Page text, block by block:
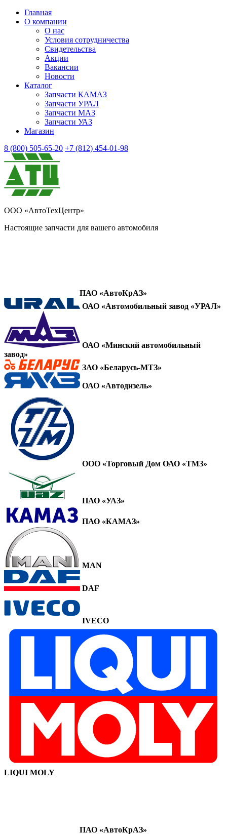
Главная
О компании
О нас
Условия сотрудничества
Свидетельства
Акции
Вакансии
Новости
Каталог
Запчасти КАМАЗ
Запчасти УРАЛ
Запчасти МАЗ
Запчасти УАЗ
Магазин
8 (800) 505-65-20 +7 (812) 454-01-98
ООО «АвтоТехЦентр»
Настоящие запчасти для вашего автомобиля
ПАО «АвтоКрАЗ»
ОАО «Автомобильный завод «УРАЛ»
ОАО «Минский автомобильный
завод»
ЗАО «Беларусь-МТЗ»
ОАО «Автодизель»
ООО «Торговый Дом ОАО «ТМЗ»
ПАО «УАЗ»
ПАО «КАМАЗ»
MAN
DAF
IVECO
LIQUI MOLY
ПАО «АвтоКрАЗ»